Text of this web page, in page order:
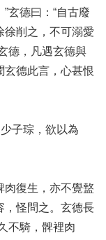
玄德曰：“自古廢
徐削之，不可溺愛
德，凡遇玄德與
玄德此言，心甚恨
子琮，欲以為
肉復生，亦不覺盩
，怪問之。玄德長
不騎，髀裡肉